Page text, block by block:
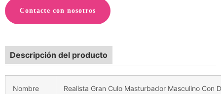
Contacte con nosotros
Descripción del producto
Nombre
Realista Gran Culo Masturbador Masculino Con